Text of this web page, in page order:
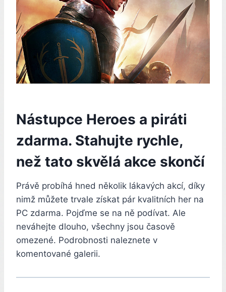
Nástupce Heroes a piráti
zdarma. Stahujte rychle,
než tato skvělá akce skončí
Právě probíhá hned několik lákavých akcí, díky
nimž můžete trvale získat pár kvalitních her na
PC zdarma. Pojďme se na ně podívat. Ale
neváhejte dlouho, všechny jsou časově
omezené. Podrobnosti naleznete v
komentované galerii.